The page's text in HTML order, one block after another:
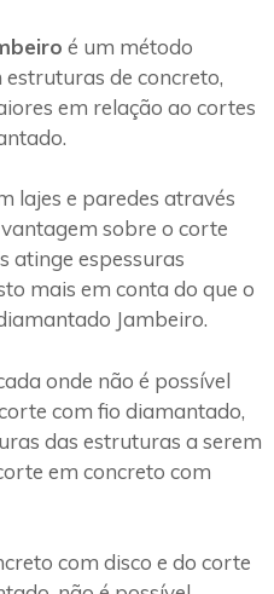
é um método
de concreto,
em relação ao cortes
lajes e paredes através
sobre o corte
atinge espessuras
mais em conta do que o
Jambeiro.
onde não é possível
com fio diamantado,
das estruturas a serem
em concreto com
com disco e do corte